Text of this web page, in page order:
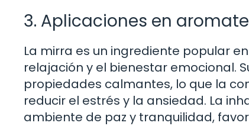
3. Aplicaciones en
La mirra es un ingrediente popular
relajación y el bienestar emocional.
propiedades calmantes, lo que la
reducir el estrés y la ansiedad. La
ambiente de paz y tranquilidad,